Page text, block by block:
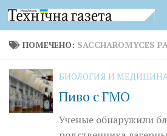
Перейти к содержимому
ПОМЕЧЕНО: SACCHAROMYCES
БИОЛОГИЯ И
Пиво с ГМО
Ученые обнаружили